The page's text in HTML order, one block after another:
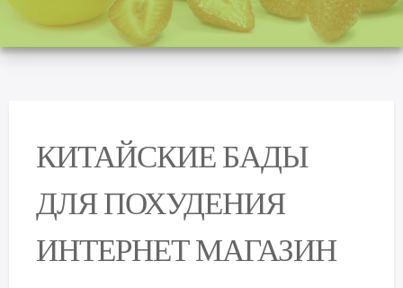
КИТАЙСКИЕ БАДЫ
ДЛЯ ПОХУДЕНИЯ
ИНТЕРНЕТ МАГАЗИН